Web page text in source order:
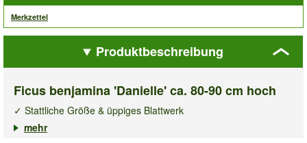
Merkzettel
Produktbeschreibung
Ficus benjamina 'Danielle' ca. 80-90 cm hoch
✓ Stattliche Größe & üppiges Blattwerk
✓ Glänzende, dunkelgrüne Blätter
mehr